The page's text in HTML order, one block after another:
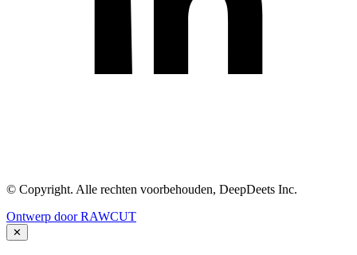
© Copyright. Alle rechten voorbehouden, DeepDeets Inc.
Ontwerp door RAWCUT
✕